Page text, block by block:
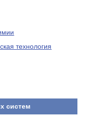
технология
систем